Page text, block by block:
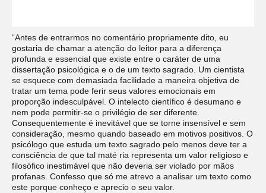
“Antes de entrarmos no comentário propriamente dito, eu
gostaria de chamar a atenção do leitor para a diferença
profunda e essencial que existe entre o caráter de uma
dissertação psicológica e o de um texto sagrado. Um cientista
se esquece com demasiada facilidade a maneira objetiva de
tratar um tema pode ferir seus valores emocionais em
proporção indesculpável. O intelecto científico é desumano e
nem pode permitir-se o privilégio de ser diferente.
Consequentemente é inevitável que se torne insensível e sem
consideração, mesmo quando baseado em motivos positivos. O
psicólogo que estuda um texto sagrado pelo menos deve ter a
consciência de que tal maté ria representa um valor religioso e
filosófico inestimável que não deveria ser violado por mãos
profanas. Confesso que só me atrevo a analisar um texto como
este porque conheço e aprecio o seu valor.